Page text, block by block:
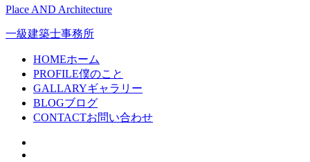
Place AND Architecture
一級建築士事務所
HOMEホーム
PROFILE僕のこと
GALLARYギャラリー
BLOGブログ
CONTACTお問い合わせ